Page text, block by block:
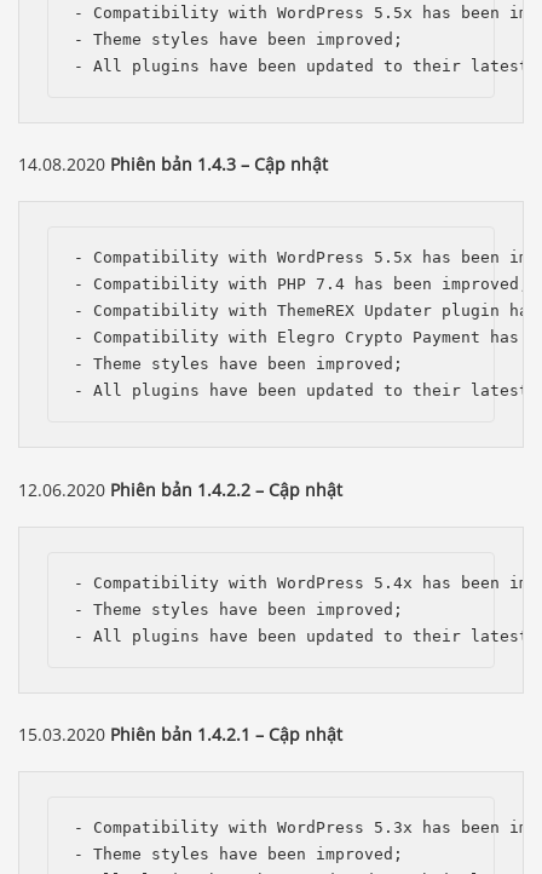
- Compatibility with WordPress 5.5x has been
- Theme styles have been improved;
- All plugins have been updated to their latest
14.08.2020 Phiên bản 1.4.3 – Cập nhật
- Compatibility with WordPress 5.5x has been
- Compatibility with PHP 7.4 has been improved;
- Compatibility with ThemeREX Updater plugin has
- Compatibility with Elegro Crypto Payment has
- Theme styles have been improved;
- All plugins have been updated to their latest
12.06.2020 Phiên bản 1.4.2.2 – Cập nhật
- Compatibility with WordPress 5.4x has been
- Theme styles have been improved;
- All plugins have been updated to their latest
15.03.2020 Phiên bản 1.4.2.1 – Cập nhật
- Compatibility with WordPress 5.3x has been
- Theme styles have been improved;